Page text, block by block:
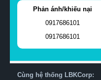
Phản ánh/khiếu nại
0917686101
0917686101
Cùng hệ thống LBKCorp: